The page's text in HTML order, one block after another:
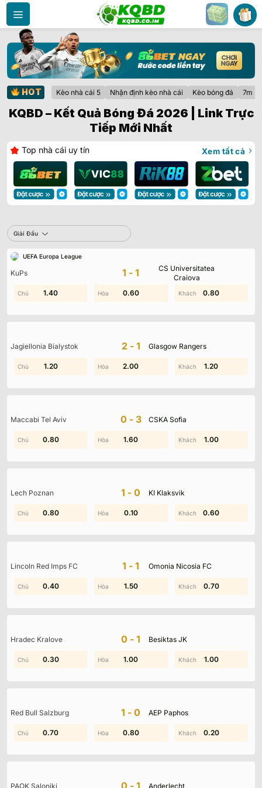
Bỏ
qua
dung
HOT Kèo nhà cái 5 Nhận định kèo nhà cái Kèo bóng đá 7m
KQBD – Kết Quả Bóng Đá 2026 | Link Trực
Tiếp Mới Nhất
Top nhà cái uy tín Xem tất cả
Giải Đấu
UEFA Europa League
KuPs 1-1
CS Universitatea
Craiova
1.90
0.30 1.50
1.40 0.60 0.80
Jagiellonia Bialystok 2-1 Glasgow Rangers
1.20 1.50 0.30
1.20 2.00 1.20
Maccabi Tel Aviv 0-3 CSKA Sofia
2.00 0.70 1.00
0.80 1.60 1.00
Lech Poznan 1-0 KI Klaksvik
1.00 0.90 1.10
0.80 0.10 0.60
Lincoln Red Imps FC 1-1 Omonia Nicosia FC
1.60 0.40 1.90
0.40 1.50 0.70
Hradec Kralove 0-1 Besiktas JK
1.60 0.40 0.80
0.30 1.00 1.00
Red Bull Salzburg 1-0 AEP Paphos
1.10 1.80 1.80
0.70 0.80 0.20
PAOK Saloniki Anderlecht
Giải Đấu
Không có dữ liệu vui lòng chọn bộ lọc khác